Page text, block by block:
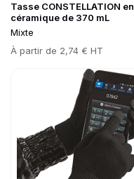
Tasse CONSTELLATION en
céramique de 370 mL
Mixte
Prix
À partir de 2,74 € HT
Go to product page